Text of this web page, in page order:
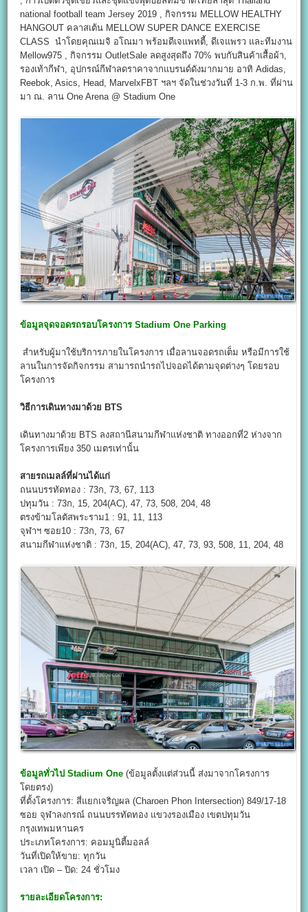
national football team Jersey 2019 , กิจกรรม MELLOW HEALTHY
HANGOUT คลาสเต้น MELLOW SUPER DANCE EXERCISE
CLASS นำโดยคุณเมจิ อโณมา พร้อมดีเจแพทตี้, ดีเจแพรว และทีมงาน
Mellow975 , กิจกรรม OutletSale ลดสูงสุดถึง 70% พบกับสินค้าเสื้อผ้า,
รองเท้ากีฬา, อุปกรณ์กีฬาลดราคาจากแบรนด์ดังมากมาย อาทิ Adidas,
Reebok, Asics, Head, MarvelxFBT ฯลฯ จัดในช่วงวันที่ 1-3 ก.พ. ที่ผ่าน
มา ณ. ลาน One Arena @ Stadium One
ข้อมูลจุดจอดรถรอบโครงการ Stadium One Parking
สำหรับผู้มาใช้บริการภายในโครงการ เมื่อลานจอดรถเต็ม หรือมีการใช้
ลานในการจัดกิจกรรม สามารถนำรถไปจอดได้ตามจุดต่างๆ โดยรอบ
โครงการ
วิธีการเดินทางมาด้วย BTS
เดินทางมาด้วย BTS ลงสถานีสนามกีฬาแห่งชาติ ทางออกที่2 ห่างจาก
โครงการเพียง 350 เมตรเท่านั้น
สายรถเมลล์ที่ผ่านได้แก่
ถนนบรรทัดทอง : 73ก, 73, 67, 113
ปทุมวัน : 73ก, 15, 204(AC), 47, 73, 508, 204, 48
ตรงข้ามโลตัสพระราม1 : 91, 11, 113
จุฬาฯ ซอย10 : 73ก, 73, 67
สนามกีฬาแห่งชาติ : 73ก, 15, 204(AC), 47, 73, 93, 508, 11, 204, 48
ข้อมูลทั่วไป Stadium One (ข้อมูลตั้งแต่ส่วนนี้ ส่งมาจากโครงการ
โดยตรง)
ที่ตั้งโครงการ: สี่แยกเจริญผล (Charoen Phon Intersection) 849/17-18
ซอย จุฬาลงกรณ์ ถนนบรรทัดทอง แขวงรองเมือง เขตปทุมวัน
กรุงเทพมหานคร
ประเภทโครงการ: คอมมูนิตี้มอลล์
วันที่เปิดให้ขาย: ทุกวัน
เวลา เปิด – ปิด: 24 ชั่วโมง
รายละเอียดโครงการ: